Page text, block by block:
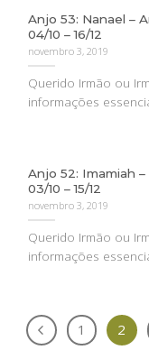
Anjo 53: Nanael –
04/10 – 16/12
novembro 3, 2019
Querido Irmão ou
informações
Anjo 52: Imamiah
03/10 – 15/12
novembro 3, 2019
Querido Irmão ou
informações
1 2